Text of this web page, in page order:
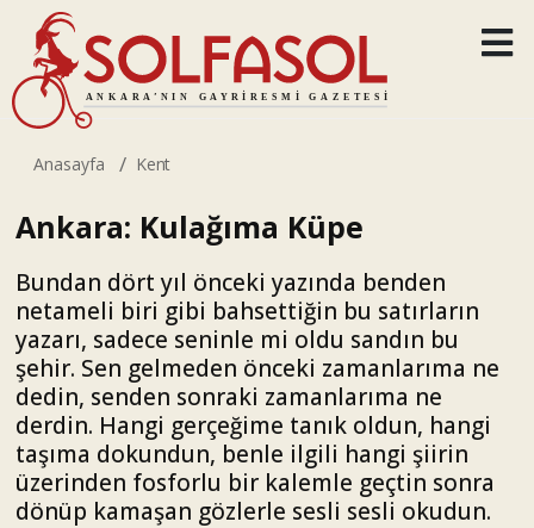
Anasayfa Kent
Ankara: Kulağıma Küpe
Bundan dört yıl önceki yazında benden
netameli biri gibi bahsettiğin bu satırların
yazarı, sadece seninle mi oldu sandın bu
şehir. Sen gelmeden önceki zamanlarıma ne
dedin, senden sonraki zamanlarıma ne
derdin. Hangi gerçeğime tanık oldun, hangi
taşıma dokundun, benle ilgili hangi şiirin
üzerinden fosforlu bir kalemle geçtin sonra
dönüp kamaşan gözlerle sesli sesli okudun.